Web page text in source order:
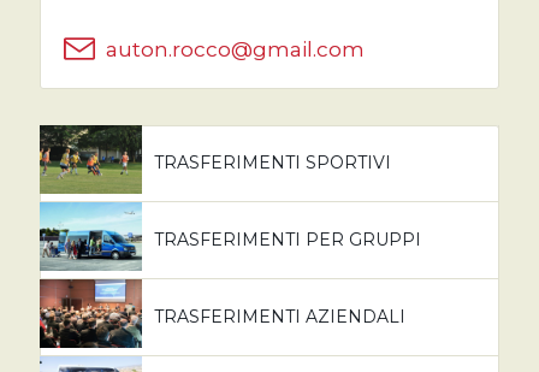
auton.rocco@gmail.com
TRASFERIMENTI SPORTIVI
TRASFERIMENTI PER GRUPPI
TRASFERIMENTI AZIENDALI